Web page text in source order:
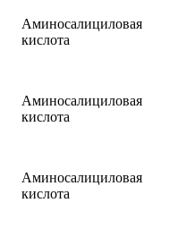
Аминосалициловая
кислота
Аминосалициловая
кислота
Аминосалициловая
кислота